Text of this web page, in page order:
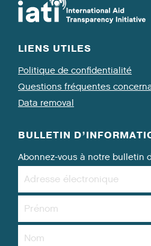
LIENS UTILES
Politique de confidentialité
Questions fréquentes
Data removal
BULLETIN
Abonnez-vous à notre bulletin